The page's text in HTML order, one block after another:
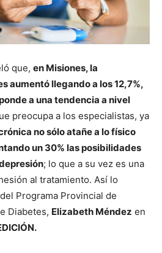
que, en Misiones, la
aumentó llegando a los 12,7%,
a una tendencia a nivel
preocupa a los especialistas, ya
no sólo atañe a lo físico
un 30% las posibilidades
; lo que a su vez es una
al tratamiento. Así lo
Programa Provincial de
Diabetes, Elizabeth Méndez en